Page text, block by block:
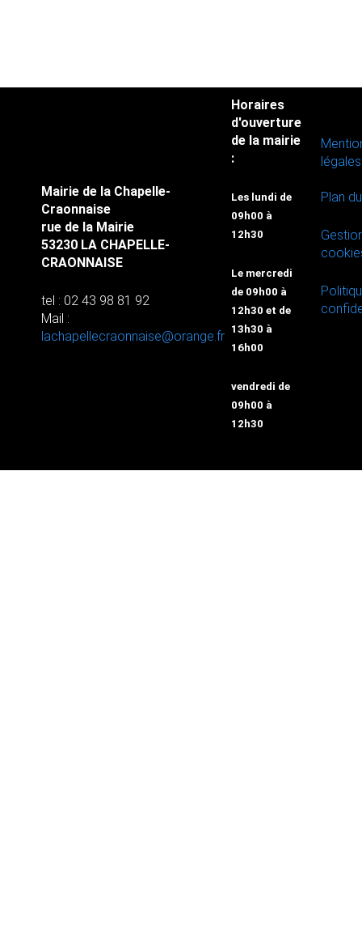
Mairie de la Chapelle-
Craonnaise
rue de la Mairie
53230 LA CHAPELLE-
CRAONNAISE
tel : 02 43 98 81 92
Mail :
lachapellecraonnaise@orange.fr
Horaires
d'ouverture
de la mairie
:
Les lundi de
09h00 à
12h30
Le mercredi
de 09h00 à
12h30 et de
13h30 à
16h00
vendredi de
09h00 à
12h30
légales
Plan